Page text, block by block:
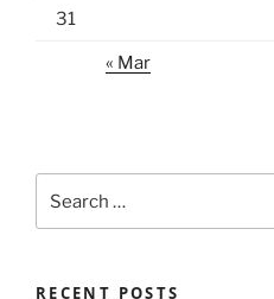
31
« Mar
for:
RECENT POSTS